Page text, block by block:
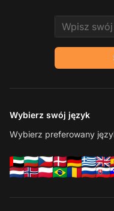
Email
Wybierz swój język
Wybierz preferowany